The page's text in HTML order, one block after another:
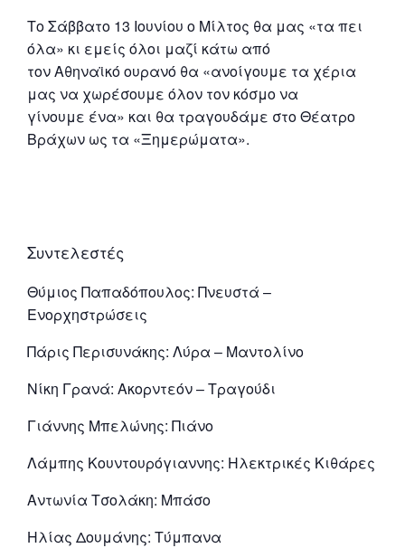
Το Σάββατο 13 Ιουνίου ο Μίλτος θα μας «τα πει
όλα» κι εμείς όλοι μαζί κάτω από
τον Αθηναϊκό ουρανό θα «ανοίγουμε τα χέρια
μας να χωρέσουμε όλον τον κόσμο να
γίνουμε ένα» και θα τραγουδάμε στο Θέατρο
Βράχων ως τα «Ξημερώματα».
Συντελεστές
Θύμιος Παπαδόπουλος: Πνευστά –
Ενορχηστρώσεις
Πάρις Περισυνάκης: Λύρα – Μαντολίνο
Νίκη Γρανά: Ακορντεόν – Τραγούδι
Γιάννης Μπελώνης: Πιάνο
Λάμπης Κουντουρόγιαννης: Ηλεκτρικές Κιθάρες
Αντωνία Τσολάκη: Μπάσο
Ηλίας Δουμάνης: Τύμπανα